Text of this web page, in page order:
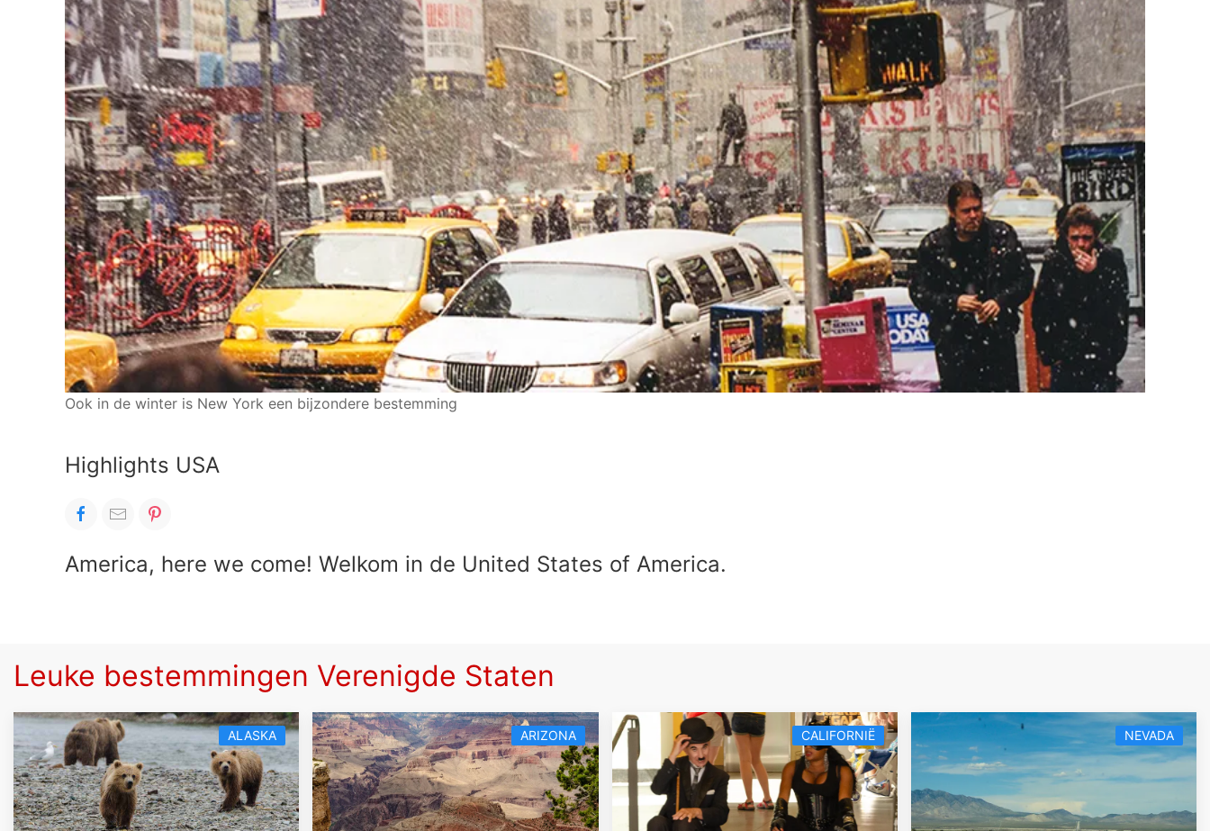
Ook in de winter is New York een bijzondere bestemming
Highlights USA
America, here we come! Welkom in de United States of America.
Leuke bestemmingen Verenigde Staten
ALASKA ARIZONA CALIFORNIË NEVADA